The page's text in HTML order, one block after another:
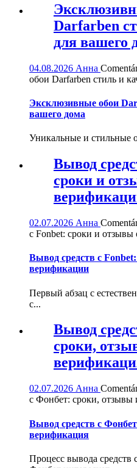
Darfarben
для вашего
04.08.2026 Анна
обои Darfarben стиль и
Эксклюзивные обои
вашего дома
Уникальные и стильные
Вывод
сроки и
02.07.2026 Анна
с Fonbet: сроки и
Вывод средств с
верификации
Первый абзац с
с...
Вывод
сроки,
02.07.2026 Анна
с Фонбет: сроки, отзывы
Вывод средств с
верификация
Процесс вывода средств